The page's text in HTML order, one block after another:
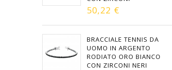
50,22 €
BRACCIALE TENNIS DA
UOMO IN ARGENTO
RODIATO ORO BIANCO
CON ZIRCONI NERI